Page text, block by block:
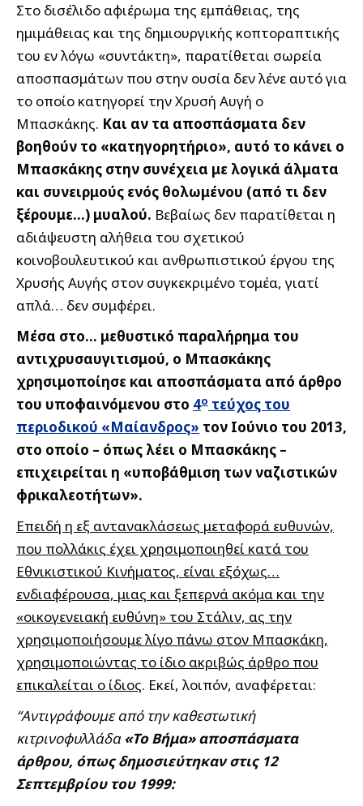
Στο δισέλιδο αφιέρωμα της εμπάθειας, της
ημιμάθειας και της δημιουργικής κοπτοραπτικής
του εν λόγω «συντάκτη», παρατίθεται σωρεία
αποσπασμάτων που στην ουσία δεν λένε αυτό για
το οποίο κατηγορεί την Χρυσή Αυγή ο
Μπασκάκης. Και αν τα αποσπάσματα δεν
βοηθούν το «κατηγορητήριο», αυτό το κάνει ο
Μπασκάκης στην συνέχεια με λογικά άλματα
και συνειρμούς ενός θολωμένου (από τι δεν
ξέρουμε…) μυαλού. Βεβαίως δεν παρατίθεται η
αδιάψευστη αλήθεια του σχετικού
κοινοβουλευτικού και ανθρωπιστικού έργου της
Χρυσής Αυγής στον συγκεκριμένο τομέα, γιατί
απλά… δεν συμφέρει.
Μέσα στο… μεθυστικό παραλήρημα του
αντιχρυσαυγιτισμού, ο Μπασκάκης
χρησιμοποίησε και αποσπάσματα από άρθρο
του υποφαινόμενου στο 4ο τεύχος του
περιοδικού «Μαίανδρος» τον Ιούνιο του 2013,
στο οποίο – όπως λέει ο Μπασκάκης –
επιχειρείται η «υποβάθμιση των ναζιστικών
φρικαλεοτήτων».
Επειδή η εξ αντανακλάσεως μεταφορά ευθυνών,
που πολλάκις έχει χρησιμοποιηθεί κατά του
Εθνικιστικού Κινήματος, είναι εξόχως…
ενδιαφέρουσα, μιας και ξεπερνά ακόμα και την
«οικογενειακή ευθύνη» του Στάλιν, ας την
χρησιμοποιήσουμε λίγο πάνω στον Μπασκάκη,
χρησιμοποιώντας το ίδιο ακριβώς άρθρο που
επικαλείται ο ίδιος. Εκεί, λοιπόν, αναφέρεται:
“Αντιγράφουμε από την καθεστωτική
κιτρινοφυλλάδα«Το Βήμα» αποσπάσματα
άρθρου, όπως δημοσιεύτηκαν στις 12
Σεπτεμβρίου του 1999: